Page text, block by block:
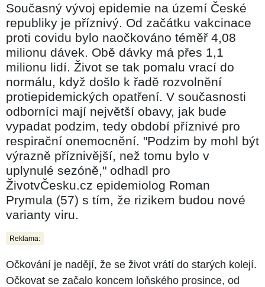
Současný vývoj epidemie na území České
republiky je příznivý. Od začátku vakcinace
proti covidu bylo naočkováno téměř 4,08
milionu dávek. Obě dávky má přes 1,1
milionu lidí. Život se tak pomalu vrací do
normálu, když došlo k řadě rozvolnění
protiepidemických opatření. V současnosti
odborníci mají největší obavy, jak bude
vypadat podzim, tedy období příznivé pro
respirační onemocnění. "Podzim by mohl být
výrazně příznivější, než tomu bylo v
uplynulé sezóně," odhadl pro
ŽivotvČesku.cz epidemiolog Roman
Prymula (57) s tím, že rizikem budou nové
varianty viru.
Reklama:
Očkování je nadějí, že se život vrátí do starých kolejí.
Očkovat se začalo koncem loňského prosince, od